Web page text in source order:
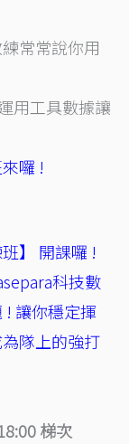
常常說你用
用工具數據讓
囉 !
】 開課囉 !
科技數
讓你穩定揮
隊上的強打
梯次